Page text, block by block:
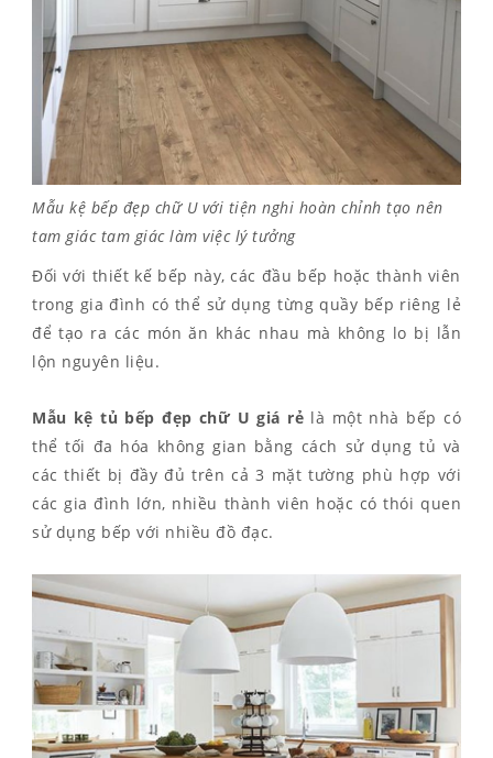
Mẫu kệ bếp đẹp chữ U với tiện nghi hoàn chỉnh tạo nên
tam giác tam giác làm việc lý tưởng
Đối với thiết kế bếp này, các đầu bếp hoặc thành viên
trong gia đình có thể sử dụng từng quầy bếp riêng lẻ
để tạo ra các món ăn khác nhau mà không lo bị lẫn
lộn nguyên liệu.
Mẫu kệ tủ bếp đẹp chữ U giá rẻ là một nhà bếp có
thể tối đa hóa không gian bằng cách sử dụng tủ và
các thiết bị đầy đủ trên cả 3 mặt tường phù hợp với
các gia đình lớn, nhiều thành viên hoặc có thói quen
sử dụng bếp với nhiều đồ đạc.